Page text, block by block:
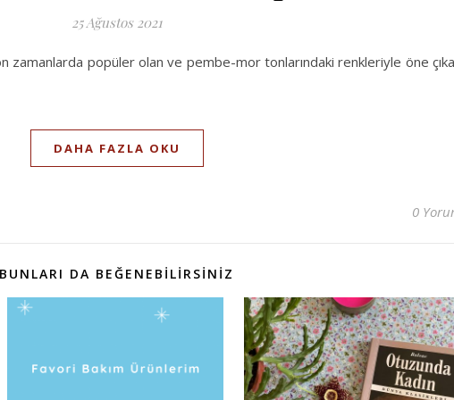
25 Ağustos 2021
zamanlarda popüler olan ve pembe-mor tonlarındaki renkleriyle öne
DAHA FAZLA OKU
0
BUNLARI DA BEĞENEBILIRSINIZ